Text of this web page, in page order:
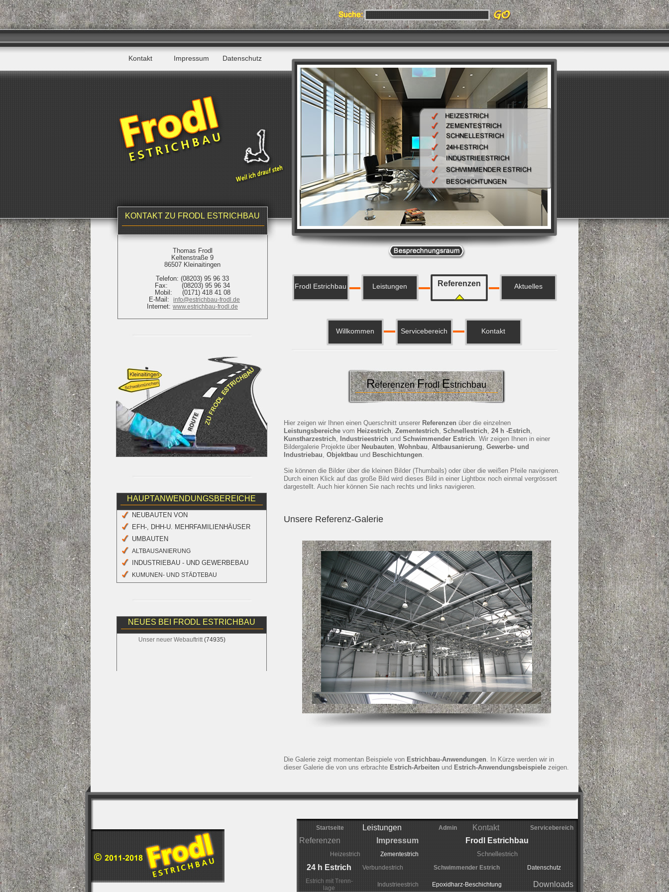
Kontakt Impressum Datenschutz
KONTAKT ZU FRODL ESTRICHBAU
Thomas Frodl
Keltenstraße 9
86507 Kleinaitingen
Telefon: (08203) 95 96 33
Fax: (08203) 95 96 34
Mobil: (0171) 418 41 08
E-Mail: info@estrichbau-frodl.de
Internet: www.estrichbau-frodl.de
Frodl Estrichbau Leistungen Referenzen Aktuelles
HAUPTANWENDUNGSBEREICHE
NEUBAUTEN VON
EFH-, DHH-U. MEHRFAMILIENHÄUSER
UMBAUTEN
ALTBAUSANIERUNG
INDUSTRIEBAU - UND GEWERBEBAU
KUMUNEN- UND STÄDTEBAU
NEUES BEI FRODL ESTRICHBAU
Unser neuer Webauftritt(74935)
Willkommen Servicebereich Kontakt
ReferenzenFrodlEstrichbau
Hier zeigen wir Ihnen einen Querschnitt unserer Referenzen über die einzelnen
Leistungsbereiche vom Heizestrich, Zementestrich, Schnellestrich, 24 h -Estrich,
Kunstharzestrich, Industrieestrich und Schwimmender Estrich. Wir zeigen Ihnen in einer
Bildergalerie Projekte über Neubauten, Wohnbau, Altbausanierung, Gewerbe- und
Industriebau, Objektbau und Beschichtungen.
Sie können die Bilder über die kleinen Bilder (Thumbails) oder über die weißen Pfeile navigieren.
Durch einen Klick auf das große Bild wird dieses Bild in einer Lightbox noch einmal vergrössert
dargestellt. Auch hier können Sie nach rechts und links navigieren.
Unsere Referenz-Galerie
Die Galerie zeigt momentan Beispiele von Estrichbau-Anwendungen. In Kürze werden wir in
dieser Galerie die von uns erbrachte Estrich-Arbeiten und Estrich-Anwendungsbeispiele zeigen.
Startseite Leistungen Admin Kontakt Servicebereich
Referenzen Impressum Frodl Estrichbau
Heizestrich Zementestrich Schnellestrich
24 h Estrich Verbundestrich Schwimmender Estrich
Datenschutz
Estrich mit Trenn-
lage
Industrieestrich Epoxidharz-Beschichtung Downloads